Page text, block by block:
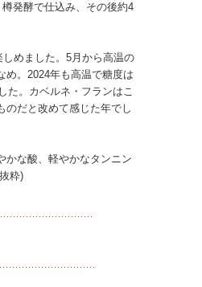
発酵で仕込み、その後約4
めました。5月から高温の
め。2024年も高温で糖度は
た。カベルネ・フランはこ
のだと改めて感じた年でし
かな酸、軽やかなタンニン
粋)